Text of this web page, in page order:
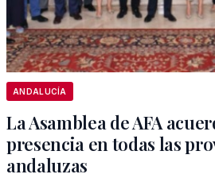
ANDALUCÍA
La Asamblea de AFA
presencia en todas las
andaluzas